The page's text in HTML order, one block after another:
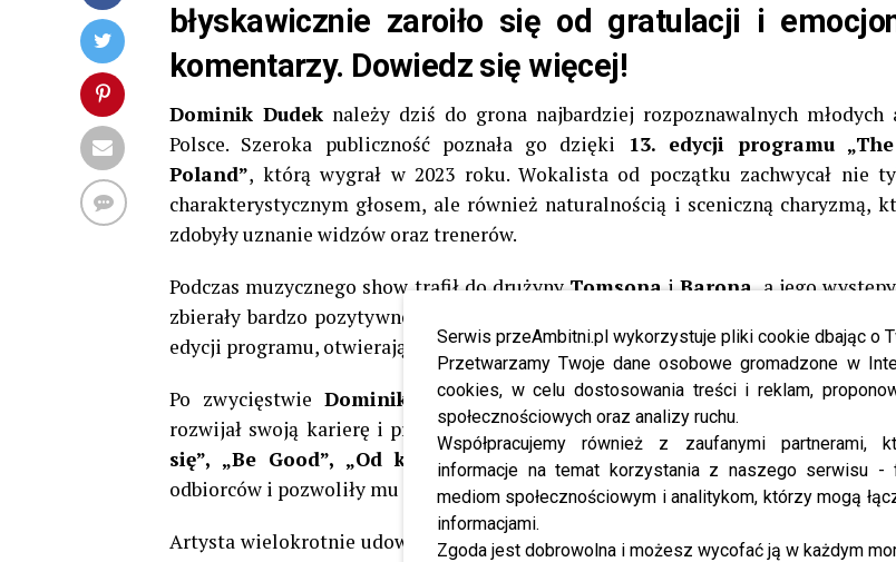
Serwis przeAmbitni.pl wykorzystuje pliki cookie dbając o
Przetwarzamy Twoje dane osobowe gromadzone w
cookies, w celu dostosowania treści i reklam,
społecznościowych oraz analizy ruchu.
Współpracujemy również z zaufanymi partnerami,
informacje na temat korzystania z naszego serwisu -
mediom społecznościowym i analitykom, którzy mogą
informacjami.
Zgoda jest dobrowolna i możesz wycofać ją w każdym
błyskawicznie zaroiło się od gratulacji i
komentarzy. Dowiedz się więcej!
Dominik Dudek należy dziś do grona najbardziej rozpoznawalnych
Polsce. Szeroka publiczność poznała go dzięki
13. edycji programu
Poland”, którą wygrał w 2023 roku. Wokalista od początku zachwycał nie
charakterystycznym głosem, ale również naturalnością i sceniczną charyzmą,
zdobyły uznanie widzów oraz trenerów.
Podczas muzycznego show trafił do drużynyTomsonaiBarona, a jego
zbierały bardzo pozytywne recenzje. Ostatecznie to właśnie on okazał się
edycji programu, otwierając sobie drzwi do profesjonalnej kariery muzycznej.
Po zwycięstwieDominik Dudeknie zamierzał spoczywać na laurach.
rozwijał swoją karierę i prezentował kolejne autorskie utwory. Piosenki takie
się”, „Be Good”, „Od kiedy jesteś” czy „Hold The Light”
szybko
odbiorców i pozwoliły mu zbudować silną pozycję na rynku muzycznym.
Artysta wielokrotnie udowadniał również, że nie boi się ambitnych wyzwań. Już